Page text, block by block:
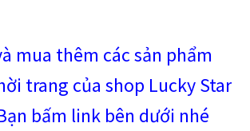
mua thêm các sản phẩm
trang của shop Lucky Star
bấm link bên dưới nhé